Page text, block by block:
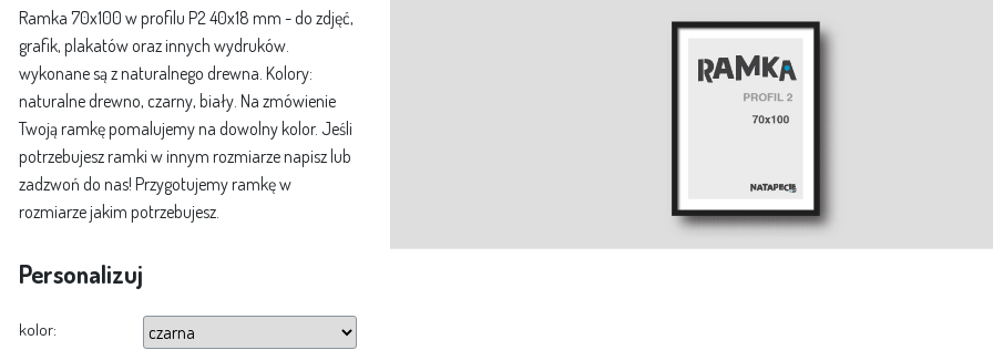
Ramka 70x100 w profilu P2 40x18 mm - do zdjęć,
grafik, plakatów oraz innych wydruków.
wykonane są z naturalnego drewna. Kolory:
naturalne drewno, czarny, biały. Na zmówienie
Twoją ramkę pomalujemy na dowolny kolor. Jeśli
potrzebujesz ramki w innym rozmiarze napisz lub
zadzwoń do nas! Przygotujemy ramkę w
rozmiarze jakim potrzebujesz.
Personalizuj
kolor: